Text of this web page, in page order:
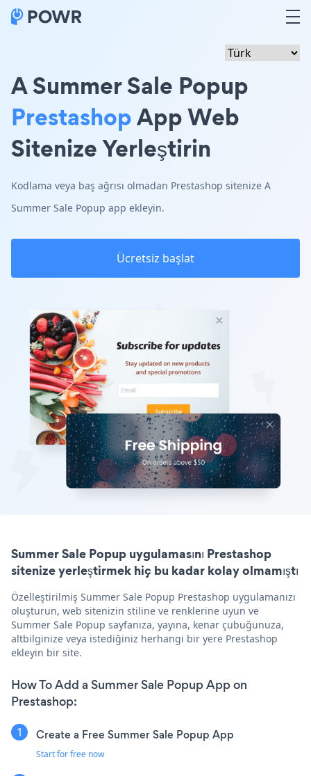
A Summer Sale Popup
PrestashopApp Web
Sitenize Yerleştirin
Kodlama veya baş ağrısı olmadan Prestashop sitenize A
Summer Sale Popup app ekleyin.
Ücretsiz başlat
Summer Sale Popup uygulamasını Prestashop
sitenize yerleştirmek hiç bu kadar kolay olmamıştı
Özelleştirilmiş Summer Sale Popup Prestashop uygulamanızı
oluşturun, web sitenizin stiline ve renklerine uyun ve
Summer Sale Popup sayfanıza, yayına, kenar çubuğunuza,
altbilginize veya istediğiniz herhangi bir yere Prestashop
ekleyin bir site.
How To Add a Summer Sale Popup App on
Prestashop:
Create a Free Summer Sale Popup App
Start for free now